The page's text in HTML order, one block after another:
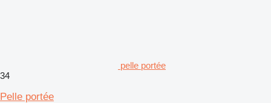
pelle portée
34
Pelle portée